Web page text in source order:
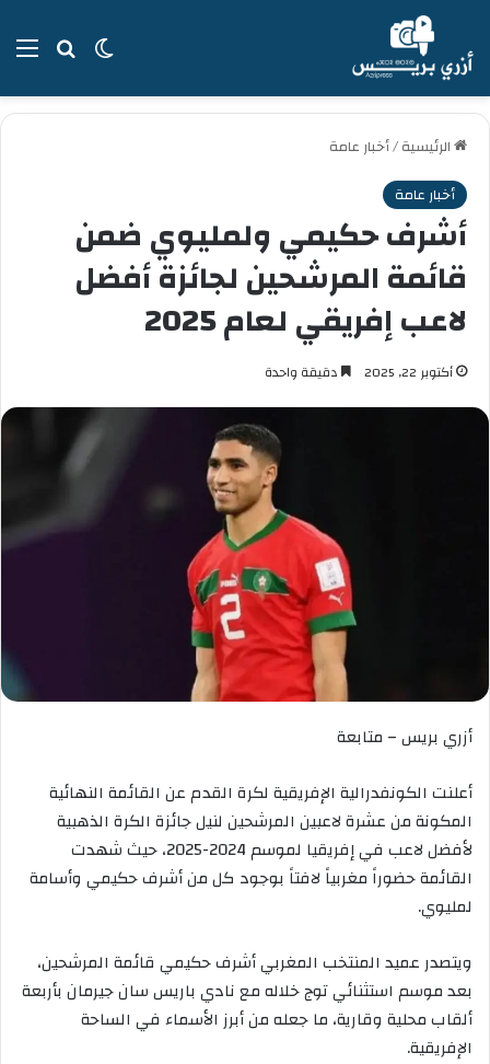
بحثالوضع
الرئيسية/أخبار عامة
أخبار عامة
أشرف حكيمي ولمليوي ضمن
قائمة المرشحين لجائزة أفضل
لاعب إفريقي لعام 2025
أكتوبر 22, 2025 دقيقة واحدة
أزري بريس – متابعة
أعلنت الكونفدرالية الإفريقية لكرة القدم عن القائمة النهائية
المكونة من عشرة لاعبين المرشحين لنيل جائزة الكرة الذهبية
لأفضل لاعب في إفريقيا لموسم 2024-2025، حيث شهدت
القائمة حضوراً مغربياً لافتاً بوجود كل من أشرف حكيمي وأسامة
لمليوي.
ويتصدر عميد المنتخب المغربي أشرف حكيمي قائمة المرشحين،
بعد موسم استثنائي توج خلاله مع نادي باريس سان جيرمان بأربعة
ألقاب محلية وقارية، ما جعله من أبرز الأسماء في الساحة
الإفريقية.